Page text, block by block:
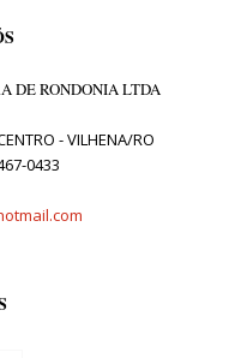
DE RONDONIA LTDA
- VILHENA/RO
0433